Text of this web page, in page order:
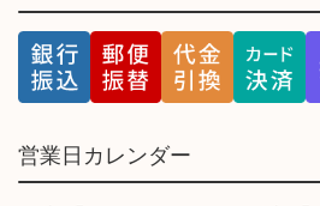
営業日カレンダー